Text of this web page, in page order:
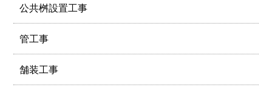
公共桝設置工事
管工事
舗装工事